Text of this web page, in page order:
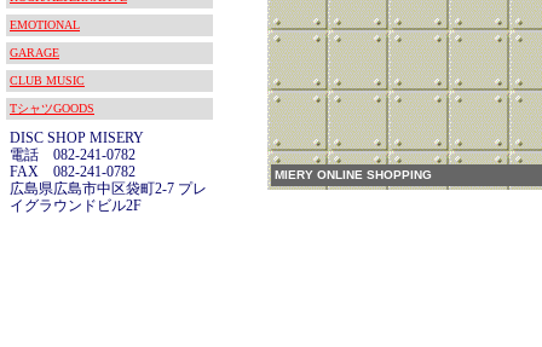
EMOTIONAL
GARAGE
CLUB MUSIC
TシャツGOODS
DISC SHOP MISERY
電話 082-241-0782
FAX 082-241-0782
広島県広島市中区袋町2-7 プレ
イグラウンドビル2F
MIERY ONLINE SHOPPING